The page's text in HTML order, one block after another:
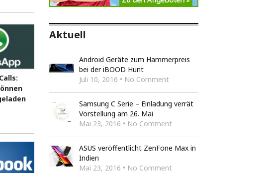
Aktuell
Android Geräte zum Hammerpreis
bei der iBOOD Hunt
Juli 10, 2016 • No Comment
Samsung C Serie – Einladung verrät
Vorstellung am 26. Mai
Mai 23, 2016 • No Comment
ASUS veröffentlicht ZenFone Max in
Indien
Mai 23, 2016 • No Comment